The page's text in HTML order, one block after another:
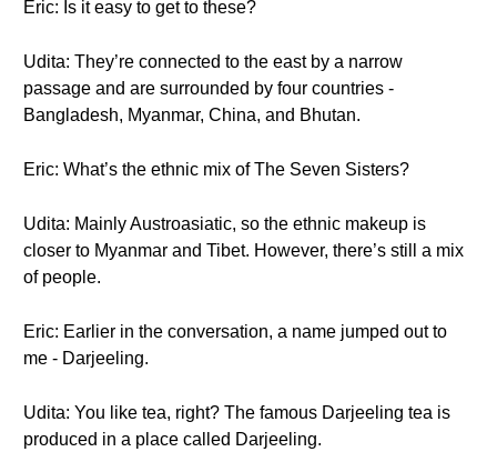
Eric: Is it easy to get to these?
Udita: They’re connected to the east by a narrow
passage and are surrounded by four countries -
Bangladesh, Myanmar, China, and Bhutan.
Eric: What’s the ethnic mix of The Seven Sisters?
Udita: Mainly Austroasiatic, so the ethnic makeup is
closer to Myanmar and Tibet. However, there’s still a mix
of people.
Eric: Earlier in the conversation, a name jumped out to
me - Darjeeling.
Udita: You like tea, right? The famous Darjeeling tea is
produced in a place called Darjeeling.